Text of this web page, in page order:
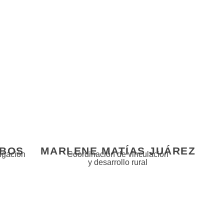
MARLENE MATÍAS JUÁREZ
Coordinación de vinculación
y desarrollo rural